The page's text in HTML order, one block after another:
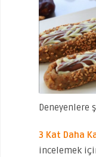
Deneyenlere
3 Kat Daha
incelemek